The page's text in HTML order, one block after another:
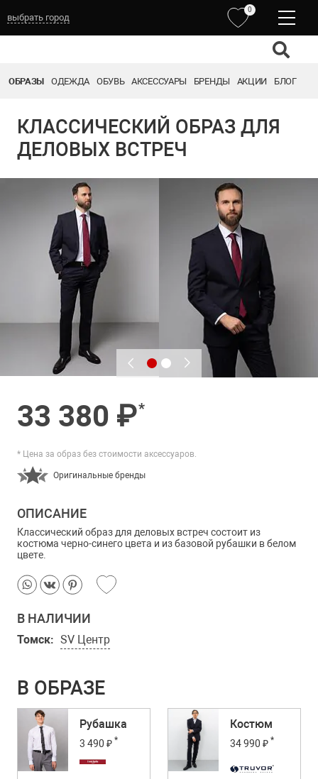
выбрать город
0
ОБРАЗЫ ОДЕЖДА ОБУВЬ АКСЕССУАРЫ БРЕНДЫ АКЦИИ БЛОГ
КЛАССИЧЕСКИЙ ОБРАЗ ДЛЯ
ДЕЛОВЫХ ВСТРЕЧ
33 380 ₽*
* Цена за образ без стоимости аксессуаров.
Оригинальные бренды
ОПИСАНИЕ
Классический образ для деловых встреч состоит из
костюма черно-синего цвета и из базовой рубашки в белом
цвете.
В НАЛИЧИИ
Томск: SV Центр
В ОБРАЗЕ
Рубашка
3 490 ₽ *
Костюм
34 990 ₽ *